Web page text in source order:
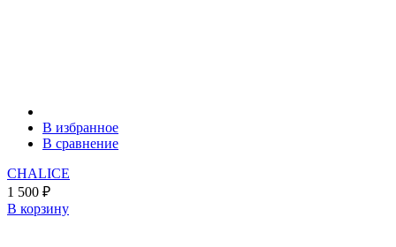
В избранное
В сравнение
CHALICE
1 500 ₽
В корзину